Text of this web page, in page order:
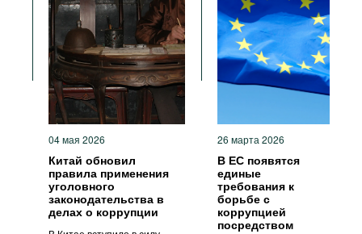
04 мая 2026
Китай обновил
правила применения
уголовного
законодательства в
делах о коррупции
26 марта 2026
В ЕС появятся
единые
требования к
борьбе с
коррупцией
посредством